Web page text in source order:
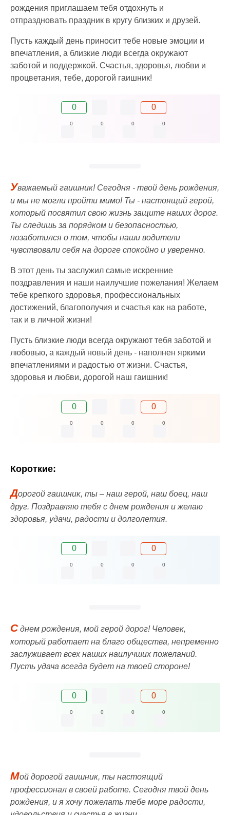
рождения приглашаем тебя отдохнуть и
отпраздновать праздник в кругу близких и друзей.
Пусть каждый день приносит тебе новые эмоции и
впечатления, а близкие люди всегда окружают
заботой и поддержкой. Счастья, здоровья, любви и
процветания, тебе, дорогой гаишник!
0 0
0 0 0 0
Уважаемый гаишник! Сегодня - твой день рождения,
и мы не могли пройти мимо! Ты - настоящий герой,
который посвятил свою жизнь защите наших дорог.
Ты следишь за порядком и безопасностью,
позаботился о том, чтобы наши водители
чувствовали себя на дороге спокойно и уверенно.
В этот день ты заслужил самые искренние
поздравления и наши наилучшие пожелания! Желаем
тебе крепкого здоровья, профессиональных
достижений, благополучия и счастья как на работе,
так и в личной жизни!
Пусть близкие люди всегда окружают тебя заботой и
любовью, а каждый новый день - наполнен яркими
впечатлениями и радостью от жизни. Счастья,
здоровья и любви, дорогой наш гаишник!
0 0
0 0 0 0
Короткие:
Дорогой гаишник, ты – наш герой, наш боец, наш
друг. Поздравляю тебя с днем рождения и желаю
здоровья, удачи, радости и долголетия.
0 0
0 0 0 0
Сднем рождения, мой герой дорог! Человек,
который работает на благо общества, непременно
заслуживает всех наших наилучших пожеланий.
Пусть удача всегда будет на твоей стороне!
0 0
0 0 0 0
Мой дорогой гаишник, ты настоящий
профессионал в своей работе. Сегодня твой день
рождения, и я хочу пожелать тебе море радости,